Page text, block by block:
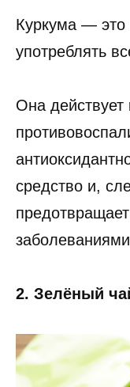
Куркума — это
употреблять
Она действует
средство и,
2. Зелёный